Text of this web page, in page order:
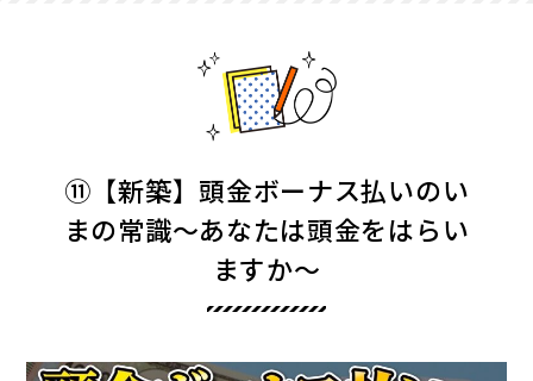
⑪【新築】頭金ボーナス払いのい
まの常識～あなたは頭金をはらい
ますか～